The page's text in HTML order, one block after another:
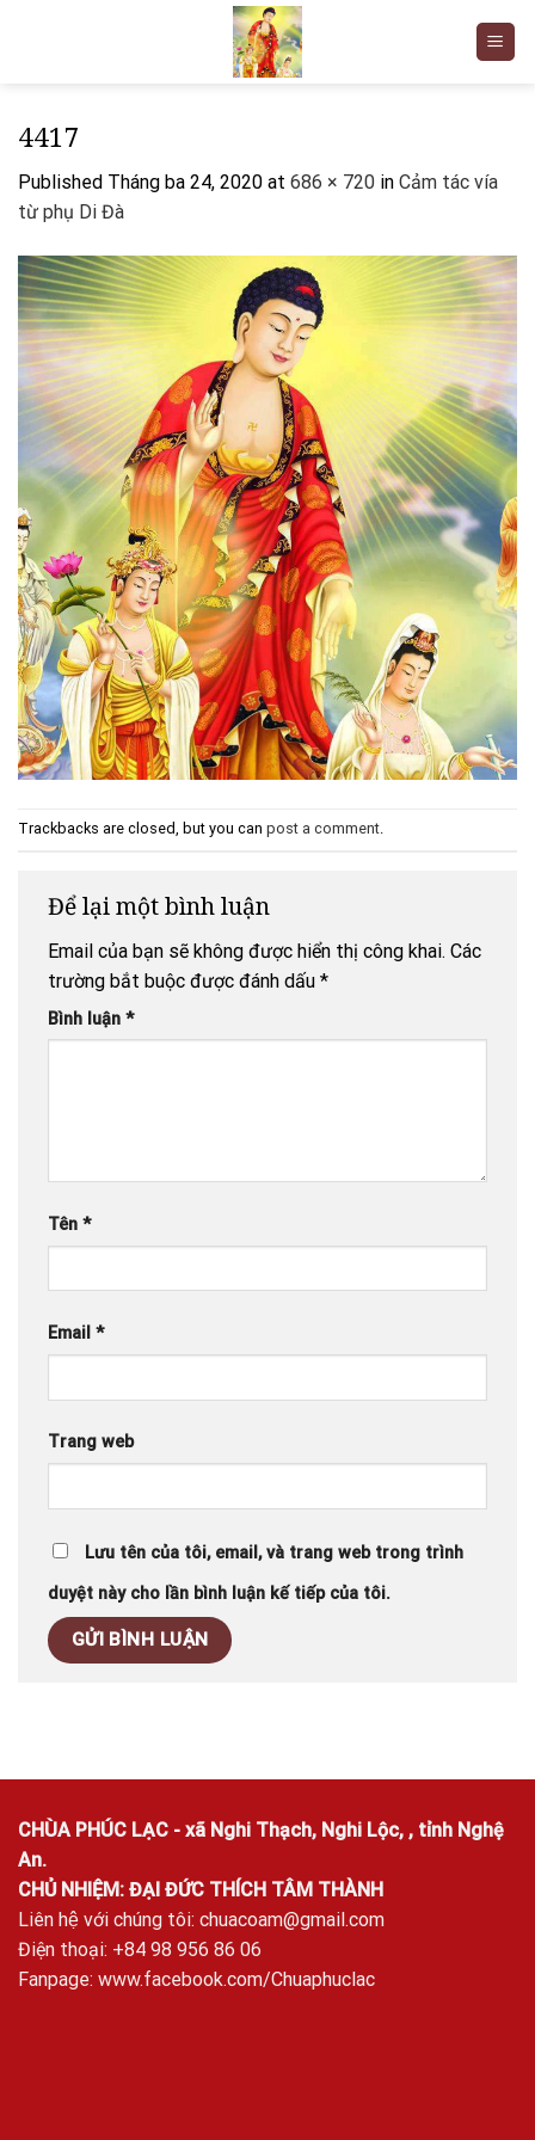
4417
Published Tháng ba 24, 2020 at 686 × 720 in Cảm tác vía
từ phụ Di Đà
Trackbacks are closed, but you can post a comment.
Để lại một bình luận
Email của bạn sẽ không được hiển thị công khai. Các
trường bắt buộc được đánh dấu *
Bình luận *
Tên *
Email *
Trang web
Lưu tên của tôi, email, và trang web trong trình
duyệt này cho lần bình luận kế tiếp của tôi.
CHÙA PHÚC LẠC - xã Nghi Thạch, Nghi Lộc, , tỉnh Nghệ
An.
CHỦ NHIỆM: ĐẠI ĐỨC THÍCH TÂM THÀNH
Liên hệ với chúng tôi: chuacoam@gmail.com
Điện thoại: +84 98 956 86 06
Fanpage: www.facebook.com/Chuaphuclac